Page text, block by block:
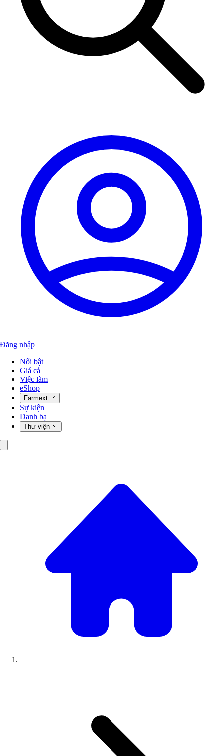
Đăng nhập
Nổi bật
Giá cả
Việc làm
eShop
Farmext
Sự kiện
Danh bạ
Thư viện